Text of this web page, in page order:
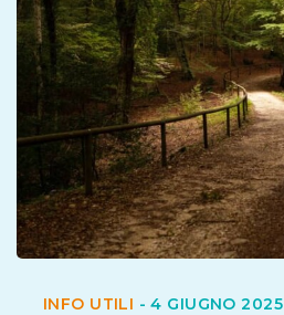
INFO UTILI -4 GIUGNO 2025